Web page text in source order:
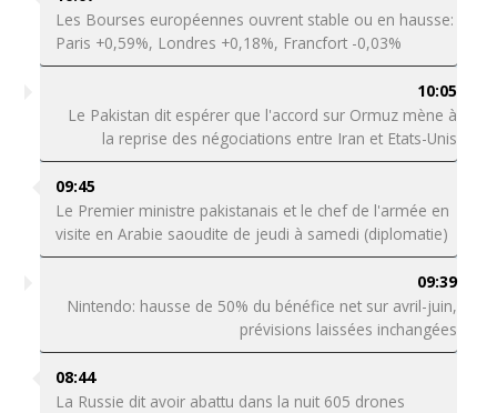
Les Bourses européennes ouvrent stable ou en hausse:
Paris +0,59%, Londres +0,18%, Francfort -0,03%
10:05
Le Pakistan dit espérer que l'accord sur Ormuz mène à
la reprise des négociations entre Iran et Etats-Unis
09:45
Le Premier ministre pakistanais et le chef de l'armée en
visite en Arabie saoudite de jeudi à samedi (diplomatie)
09:39
Nintendo: hausse de 50% du bénéfice net sur avril-juin,
prévisions laissées inchangées
08:44
La Russie dit avoir abattu dans la nuit 605 drones